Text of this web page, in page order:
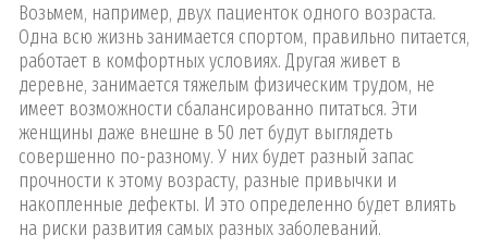
Возьмем, например, двух пациенток одного возраста.
Одна всю жизнь занимается спортом, правильно питается,
работает в комфортных условиях. Другая живет в
деревне, занимается тяжелым физическим трудом, не
имеет возможности сбалансированно питаться. Эти
женщины даже внешне в 50 лет будут выглядеть
совершенно по-разному. У них будет разный запас
прочности к этому возрасту, разные привычки и
накопленные дефекты. И это определенно будет влиять
на риски развития самых разных заболеваний.